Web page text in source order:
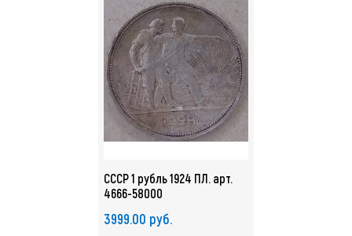
СССР 1 рубль 1924 ПЛ. арт.
4666-58000
3999.00 руб.